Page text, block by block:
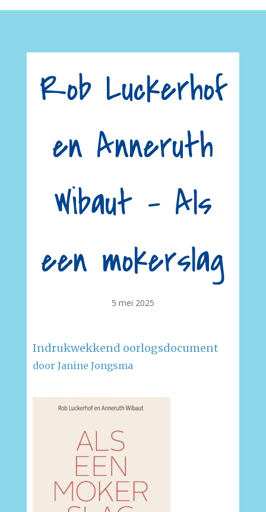
Rob Luckerhof
en Anneruth
Wibaut – Als
een mokerslag
5 mei 2025
Indrukwekkend oorlogsdocument
door Janine Jongsma